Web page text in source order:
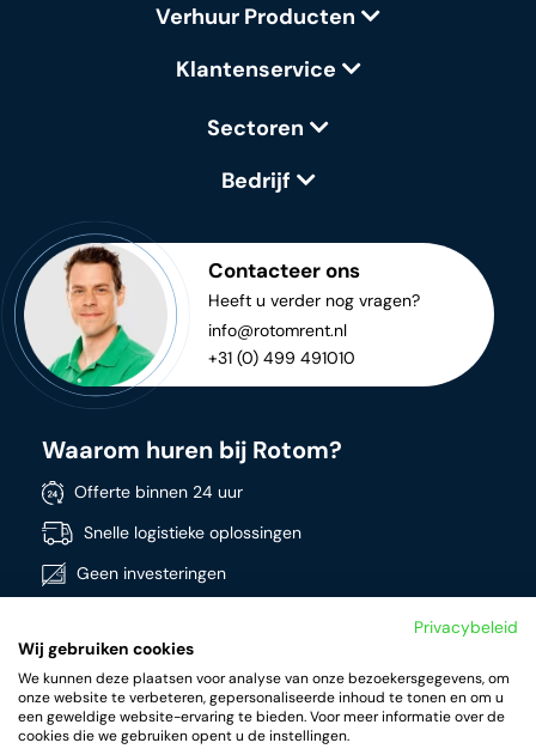
Verhuur Producten
Klantenservice
Sectoren
Bedrijf
Contacteer ons
Heeft u verder nog vragen?
info@rotomrent.nl
+31 (0) 499 491010
Waarom huren bij Rotom?
Offerte binnen 24 uur
Snelle logistieke oplossingen
Geen investeringen
Breed assortiment
Kwalitatieve producten
Privacybeleid
Wij gebruiken cookies
We kunnen deze plaatsen voor analyse van onze bezoekersgegevens, om
onze website te verbeteren, gepersonaliseerde inhoud te tonen en om u
een geweldige website-ervaring te bieden. Voor meer informatie over de
cookies die we gebruiken opent u de instellingen.